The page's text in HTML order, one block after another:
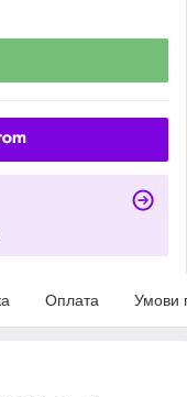
Оплата Умови